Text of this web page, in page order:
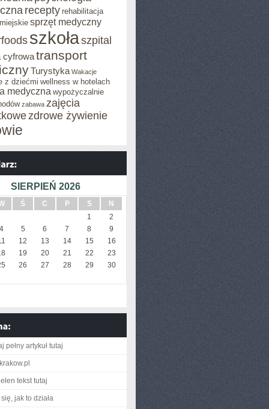
recepty rehabilitacja
sprzęt medyczny
szkołaszpital
cyfrowatransport
Turystyka Wakacje
z dziećmi wellness w hotelach
medyczna wypożyczalnie
zabawa zajęcia
zdrowe żywienie
SIERPIEŃ 2026
Ś C P S
N
1
2
5 6 7 8
9
12 13 14 15
16
19 20 21 22
23
26 27 28 29 30
pełny artykuł tutaj
tekst tutaj
jak to działa